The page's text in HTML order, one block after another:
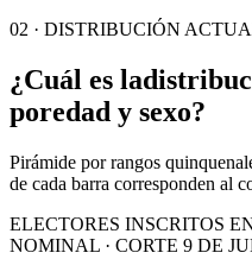
02 · DISTRIBUCIÓN
¿Cuál es la
poredad y sexo?
Pirámide por rangos
de cada barra corresponden al
ELECTORES INSCRITOS
NOMINAL · CORTE 9 DE